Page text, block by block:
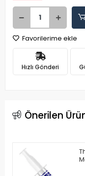
Favorilerime ekle
Hızlı Gönderi
Önerilen